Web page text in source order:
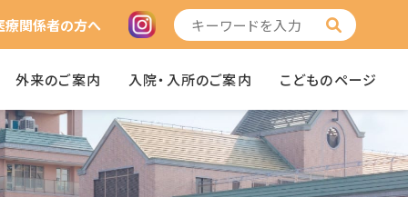
療関係者の方へ
外来のご案内 入院・入所のご案内 こどものページ